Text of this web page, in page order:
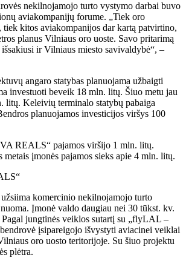
nekilnojamojo turto vystymo darbai buvo
aviakompanijų forume. „Tiek oro
tiek kitos aviakompanijos dar kartą patvirtino,
planus Vilniaus oro uoste. Savo pritarimą
ir Vilniaus miesto savivaldybė“, –
angaro statybas planuojama užbaigti
investuoti beveik 18 mln. litų. Šiuo metu jau
litų. Keleivių terminalo statybų pabaiga
planuojamos investicijos viršys 100
REALS“ pajamos viršijo 1 mln. litų.
metais įmonės pajamos sieks apie 4 mln. litų.
komercinio nekilnojamojo turto
Įmonė valdo daugiau nei 30 tūkst. kv.
Pagal jungtinės veiklos sutartį su „flyLAL –
įsipareigojo išvystyti aviacinei veiklai
oro uosto teritorijoje. Su šiuo projektu
plėtra.